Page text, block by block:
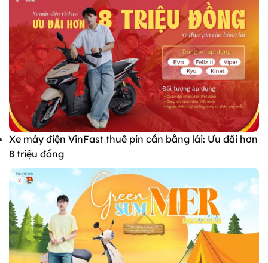
Xe máy điện VinFast thuê pin cần bằng lái: Ưu đãi hơn
8 triệu đồng